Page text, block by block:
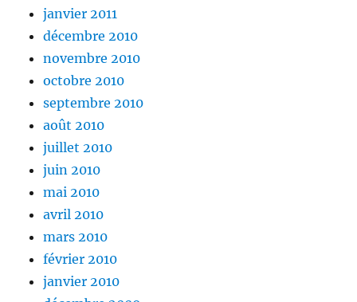
janvier 2011
décembre 2010
novembre 2010
octobre 2010
septembre 2010
août 2010
juillet 2010
juin 2010
mai 2010
avril 2010
mars 2010
février 2010
janvier 2010